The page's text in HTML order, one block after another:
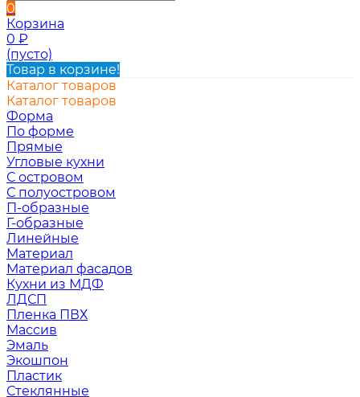
0
Корзина
0 ₽
(пусто)
Товар в корзине!
Каталог товаров
Каталог товаров
Форма
По форме
Прямые
Угловые кухни
С островом
С полуостровом
П-образные
Г-образные
Линейные
Материал
Материал фасадов
Кухни из МДФ
ЛДСП
Пленка ПВХ
Массив
Эмаль
Экошпон
Пластик
Стеклянные